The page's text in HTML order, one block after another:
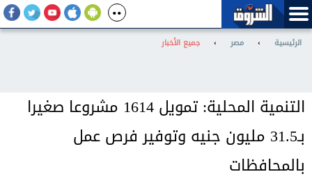
الرئيسية › مصر › جميع الأخبار
التنمية المحلية: تمويل 1614 مشروعا صغيرا
بـ31.5 مليون جنيه وتوفير فرص عمل
بالمحافظات